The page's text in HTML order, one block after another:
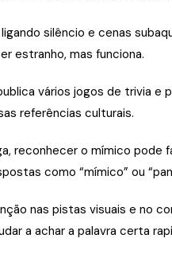
silêncio e cenas
estranho, mas funciona.
vários jogos de trivia e
referências culturais.
reconhecer o mímico pode
como “mímico” ou
nas pistas visuais e no
a achar a palavra certa